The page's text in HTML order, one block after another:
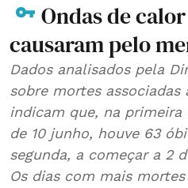
Ondas de
causaram pelo
Dados analisados pela
sobre mortes
indicam que, na
de 10 junho, houve 63
segunda, a começar a 2
Os dias com mais